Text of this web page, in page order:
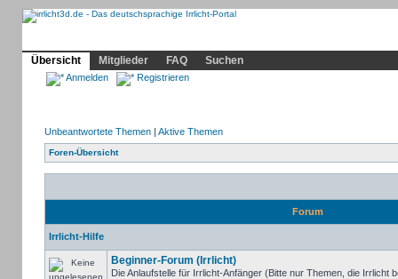
Übersicht
Mitglieder FAQ Suchen
Anmelden Registrieren
Unbeantwortete Themen| Aktive Themen
Foren-Übersicht
Forum
Irrlicht-Hilfe
Beginner-Forum (Irrlicht)
Die Anlaufstelle für Irrlicht-Anfänger (Bitte nur Themen, die Irrlicht